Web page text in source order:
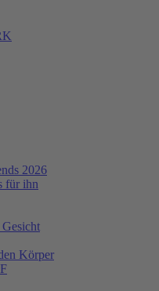
2026
für ihn
Gesicht
Körper